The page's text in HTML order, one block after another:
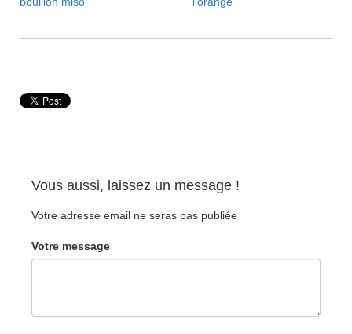
Vous aussi, laissez un message !
Votre adresse email ne seras pas publiée
Votre message